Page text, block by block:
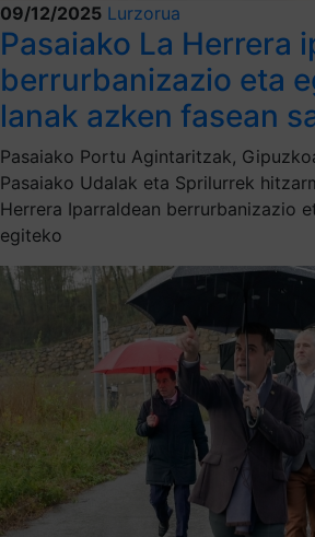
09/12/2025 Lurzorua
Pasaiako La Herrera
berrurbanizazio eta
lanak azken fasean
Pasaiako Portu Agintaritzak,
Pasaiako Udalak eta Sprilurrek
Herrera Iparraldean berrurbanizazio
egiteko